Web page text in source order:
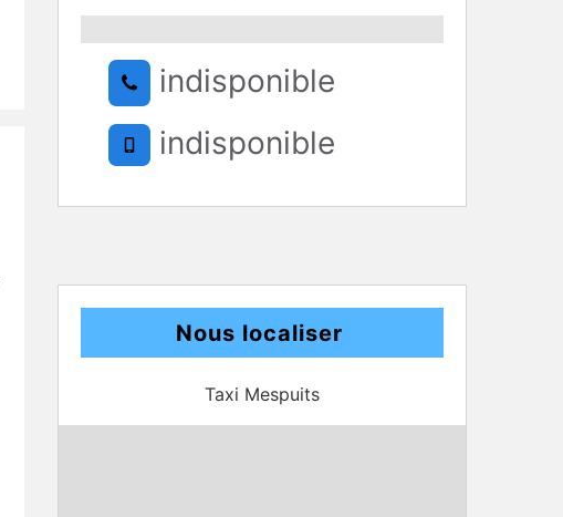
indisponible
indisponible
Nous localiser
Taxi Mespuits